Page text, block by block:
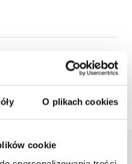
O plikach cookies
cookie